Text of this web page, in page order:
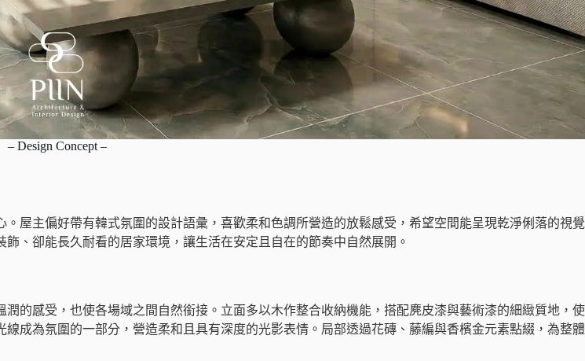
– Design Concept –
屋主偏好帶有韓式氛圍的設計語彙，喜歡柔和色調所營造的放鬆感受，希望空間能呈現乾淨俐落的視覺
、卻能長久耐看的居家環境，讓生活在安定且自在的節奏中自然展開。
的感受，也使各場域之間自然銜接。立面多以木作整合收納機能，搭配麂皮漆與藝術漆的細緻質地，使
成為氛圍的一部分，營造柔和且具有深度的光影表情。局部透過花磚、藤編與香檳金元素點綴，為整體